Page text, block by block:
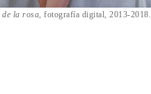
de la rosa, fotografía digital, 2013-2018.